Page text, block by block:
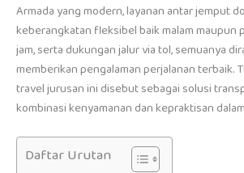
Armada yang modern, layanan antar jemput
keberangkatan fleksibel baik malam maupun
jam, serta dukungan jalur via tol, semuanya
memberikan pengalaman perjalanan terbaik.
travel jurusan ini disebut sebagai solusi
kombinasi kenyamanan dan kepraktisan
Daftar Urutan